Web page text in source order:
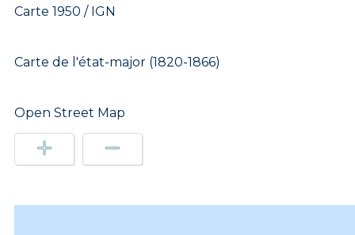
Carte 1950 / IGN
Carte de l'état-major (1820-1866)
Open Street Map